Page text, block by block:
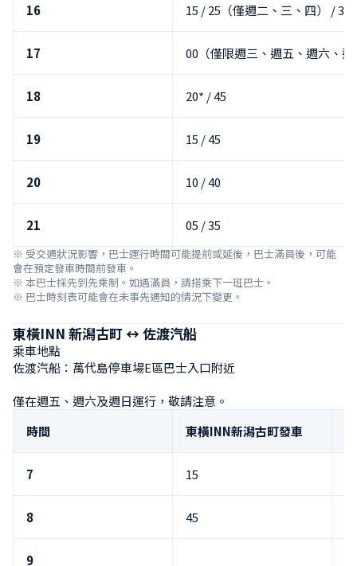
16 15 / 25（僅週二、三、四） /
17 00（僅限週三、週五、週六、
18 20* / 45
19 15 / 45
20 10 / 40
21 05 / 35
※ 受交通狀況影響，巴士運行時間可能提前或延後，巴士滿員後，可能
會在預定發車時間前發車。
※ 本巴士採先到先乘制。如遇滿員，請搭乘下一班巴士。
※ 巴士時刻表可能會在未事先通知的情況下變更。
東橫INN 新潟古町 ↔ 佐渡汽船
乘車地點
佐渡汽船：萬代島停車場E區巴士入口附近
僅在週五、週六及週日運行，敬請注意。
時間
東橫INN新潟古町發車
7 15
8 45
9